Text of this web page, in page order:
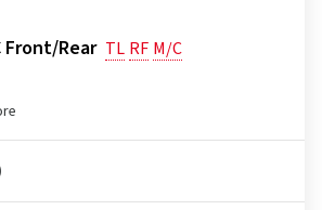
Front/Rear TL RF M/C